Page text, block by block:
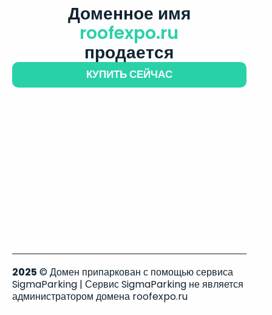
Доменное имя
roofexpo.ru
продается
КУПИТЬ СЕЙЧАС
2025 © Домен припаркован с помощью сервиса
SigmaParking | Сервис SigmaParking не является
администратором домена roofexpo.ru